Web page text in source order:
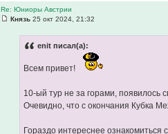
Re: Юниоры Австрии
Князь 25 окт 2024, 21:32
enit писал(а):
Всем привет!
10-ый тур не за горами, появилось
Очевидно, что с окончания Кубка
Гораздо интереснее ознакомиться